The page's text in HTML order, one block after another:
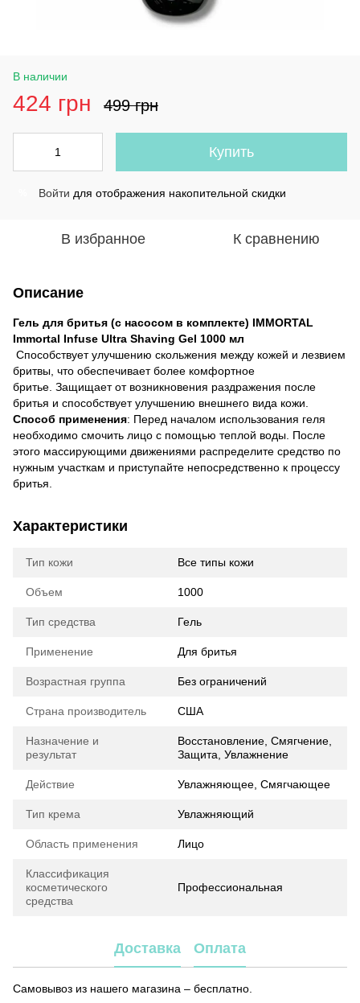
В наличии
424 грн 499 грн
Купить
Войти для отображения накопительной скидки
В избранное К сравнению
Описание
Гель для бритья (с насосом в комплекте) IMMORTAL
Immortal Infuse Ultra Shaving Gel 1000 мл
Способствует улучшению скольжения между кожей и лезвием
бритвы, что обеспечивает более комфортное
бритье. Защищает от возникновения раздражения после
бритья и способствует улучшению внешнего вида кожи.
Способ применения: Перед началом использования геля
необходимо смочить лицо с помощью теплой воды. После
этого массирующими движениями распределите средство по
нужным участкам и приступайте непосредственно к процессу
бритья.
Характеристики
Тип кожи Все типы кожи
Объем 1000
Тип средства Гель
Применение Для бритья
Возрастная группа Без ограничений
Страна производитель США
Назначение и
результат
Восстановление, Смягчение,
Защита, Увлажнение
Действие Увлажняющее, Смягчающее
Тип крема Увлажняющий
Область применения Лицо
Классификация
косметического
средства
Профессиональная
Доставка Оплата
Самовывоз из нашего магазина – бесплатно.